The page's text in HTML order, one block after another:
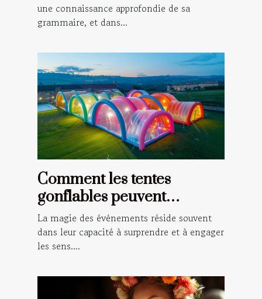
une connaissance approfondie de sa
grammaire, et dans...
Comment les tentes
gonflables peuvent
transformer vos
événements en spectacles
La magie des événements réside souvent
dans leur capacité à surprendre et à engager
les sens....